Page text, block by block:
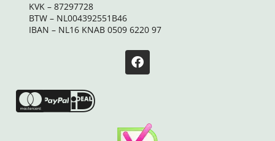
KVK – 87297728
BTW – NL004392551B46
IBAN – NL16 KNAB 0509 6220 97